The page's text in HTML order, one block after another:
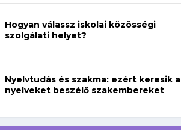
Hogyan válassz iskolai közösségi
szolgálati helyet?
Nyelvtudás és szakma: ezért keresik a
nyelveket beszélő szakembereket